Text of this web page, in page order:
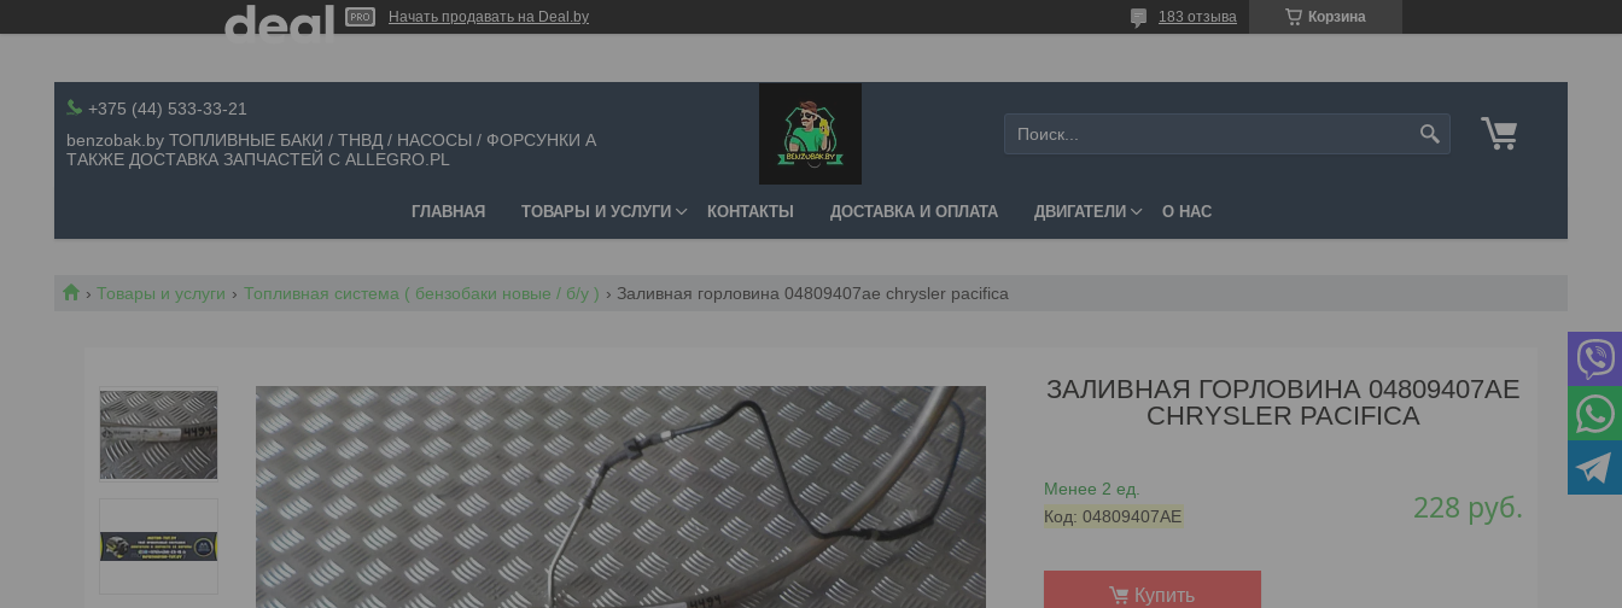
Начать продавать на Deal.by Корзина
183 отзыва
+375 (44) 533-33-21
benzobak.by ТОПЛИВНЫЕ БАКИ / ТНВД / НАСОСЫ / ФОРСУНКИ А
ТАКЖЕ ДОСТАВКА ЗАПЧАСТЕЙ С ALLEGRO.PL
ГЛАВНАЯ ТОВАРЫ И УСЛУГИ КОНТАКТЫ ДОСТАВКА И ОПЛАТА ДВИГАТЕЛИ О НАС
Товары и услуги Топливная система ( бензобаки новые / б/у ) Заливная горловина 04809407ae chrysler pacifica
ЗАЛИВНАЯ ГОРЛОВИНА 04809407AE
CHRYSLER PACIFICA
Менее 2 ед.
Код: 04809407AE 228 руб.
Купить